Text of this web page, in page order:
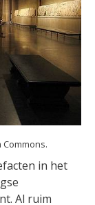
Commons.
in het
Al ruim